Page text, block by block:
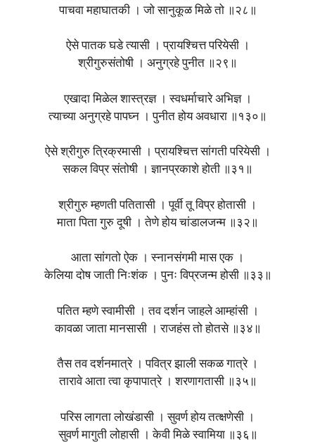
पाचवा महाघातकी । जो सानुकूळ मिळे तो ॥२८॥
ऐसे पातक घडे त्यासी । प्रायश्चित्त परियेसी ।
श्रीगुरुसंतोषी । अनुग्रहे पुनीत ॥२९॥
एखादा मिळेल शास्त्रज्ञ । स्वधर्माचारे अभिज्ञ ।
त्याच्या अनुग्रहे पापघ्न । पुनीत होय अवधारा ॥१३०॥
ऐसे श्रीगुरु त्रिक्रमासी । प्रायश्चित्त सांगती परियेसी ।
सकल विप्र संतोषी । ज्ञानप्रकाशे होती ॥३१॥
श्रीगुरु म्हणती पतितासी । पूर्वी तू विप्र होतासी ।
माता पिता गुरु दूषी । तेणे होय चांडालजन्म ॥३२॥
आता सांगतो ऐक । स्नानसंगमी मास एक ।
केलिया दोष जाती निःशंक । पुनः विप्रजन्म होसी ॥३३॥
पतित म्हणे स्वामीसी । तव दर्शन जाहले आम्हांसी ।
कावळा जाता मानसासी । राजहंस तो होतसे ॥३४॥
तैस तव दर्शनमात्रे । पवित्र झाली सकळ गात्रे ।
तारावे आता त्वा कृपापात्रे । शरणागतासी ॥३५॥
परिस लागता लोखंडासी । सुवर्ण होय तत्क्षणेसी ।
सुवर्ण मागुती लोहासी । केवी मिळे स्वामिया ॥३६॥